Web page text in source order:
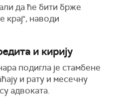
да ће бити брже
наводи
и кирију
подигла је стамбене
и рату и месечну
адвоката.